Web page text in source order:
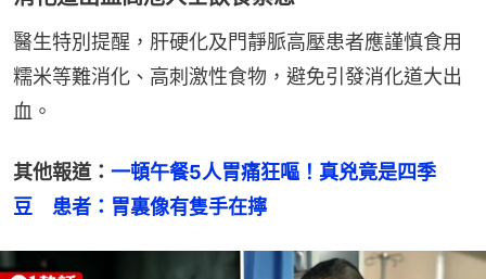
醫生特別提醒，肝硬化及門靜脈高壓患者應謹慎食用
糯米等難消化、高刺激性食物，避免引發消化道大出
血。
其他報道： 一頓午餐5人胃痛狂嘔！真兇竟是四季
豆　患者：胃裏像有隻手在擰